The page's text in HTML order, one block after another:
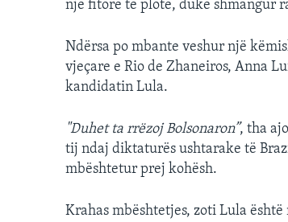
një fitore të plotë, duke shmangur
Ndërsa po mbante veshur një
vjeçare e Rio de Zhaneiros, Anna
kandidatin Lula.
"Duhet ta rrëzoj Bolsonaron”, tha
tij ndaj diktaturës ushtarake të
mbështetur prej kohësh.
Krahas mbështetjes, zoti Lula